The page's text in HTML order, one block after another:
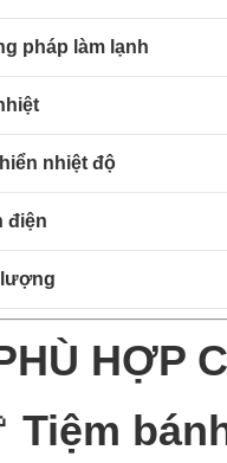
pháp làm lạnh
nhiệt độ
điện
HỢP
Tiệm